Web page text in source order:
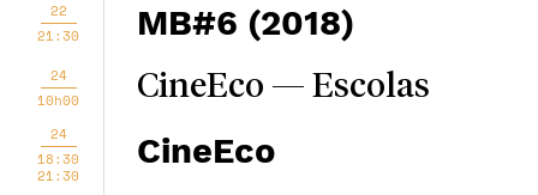
22
21:30
MB#6 (2018)
24
10h00
CineEco — Escolas
24
18:30
21:30
CineEco